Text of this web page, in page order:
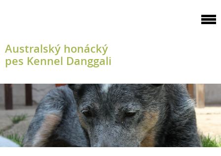
Australský honácký
pes Kennel Danggali